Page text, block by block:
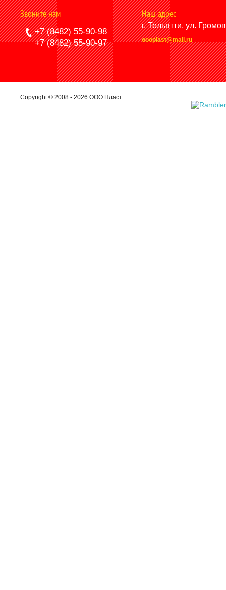
Звоните нам
+7 (8482) 55-90-98
+7 (8482) 55-90-97
Наш адрес
г. Тольятти, ул.
oooplast@mail.ru
Copyright © 2008 - 2026 ООО Пласт